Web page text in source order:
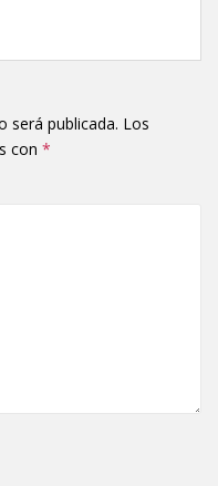
será publicada. Los
con *